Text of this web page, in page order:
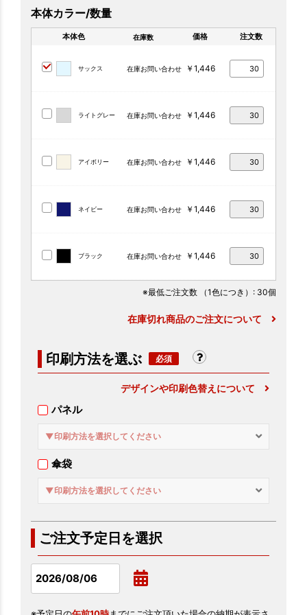
本体カラー/数量
本体色 在庫数 価格 注文数
サックス 在庫お問い合わせ ￥1,446
ライトグレー 在庫お問い合わせ ￥1,446
アイボリー 在庫お問い合わせ ￥1,446
ネイビー 在庫お問い合わせ ￥1,446
ブラック 在庫お問い合わせ ￥1,446
※最低ご注文数 （1色につき） : 30個
在庫切れ商品のご注文について
印刷方法を選ぶ
デザインや印刷色替えについて
パネル
▼印刷方法を選択してください
傘袋
▼印刷方法を選択してください
ご注文予定日を選択